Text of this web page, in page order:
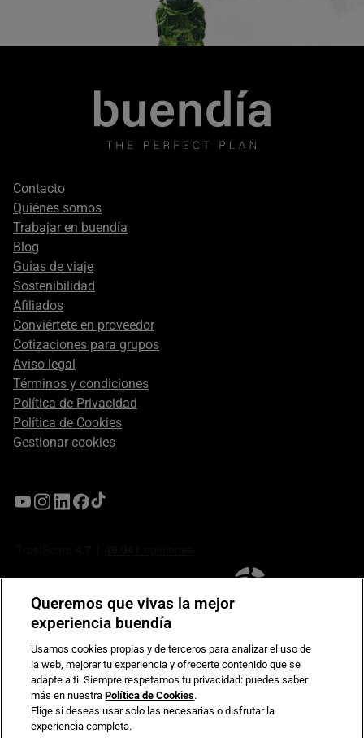
Footer
secondary
Contacto
Quiénes somos
Trabajar en buendía
Blog
Guías de viaje
Sostenibilidad
Afiliados
Conviértete en proveedor
Cotizaciones para grupos
Aviso legal
Términos y condiciones
Política de Privacidad
Política de Cookies
Gestionar cookies
Compromiso de seguridad en pagos electrónicos
Queremos que vivas la mejor
experiencia buendía
Usamos cookies propias y de terceros para analizar el uso de
la web, mejorar tu experiencia y ofrecerte contenido que se
adapte a ti. Siempre respetamos tu privacidad: puedes saber
más en nuestraPolítica de Cookies.
Elige si deseas usar solo las necesarias o disfrutar la
experiencia completa.